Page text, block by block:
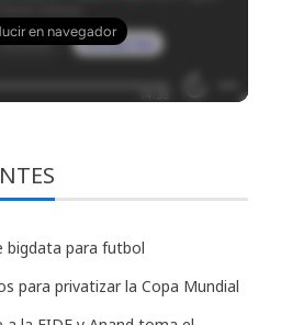
bigdata para futbol
para privatizar la Copa Mundial